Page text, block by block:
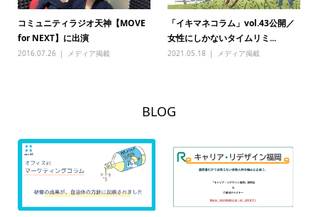
コミュニティラジオ天神【MOVE
for NEXT】に出演
2016.07.26 メディア掲載
「イキマネコラム」vol.43公開／
女性にしかないタイムリミ...
2021.05.18 メディア掲載
BLOG